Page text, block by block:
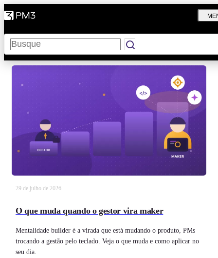
Pesquisar
29 de julho de 2026
O que muda quando o gestor vira maker
Mentalidade builder é a virada que está mudando o produto, PMs
trocando a gestão pelo teclado. Veja o que muda e como aplicar no
seu dia.